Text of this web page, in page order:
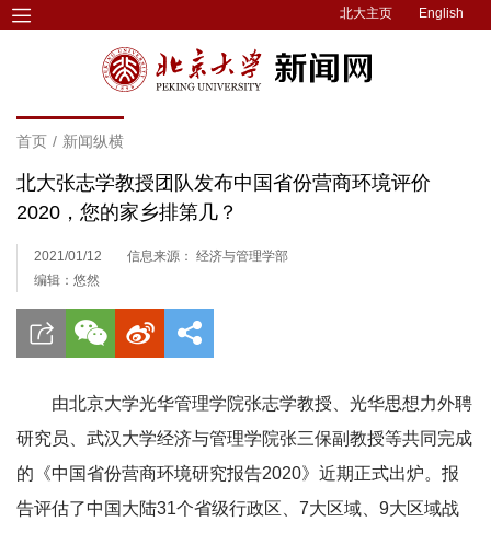
北大主页 English
首页 / 新闻纵横
北大张志学教授团队发布中国省份营商环境评价
2020，您的家乡排第几？
2021/01/12
信息来源： 经济与管理学部
编辑：悠然
由北京大学光华管理学院张志学教授、光华思想力外聘
研究员、武汉大学经济与管理学院张三保副教授等共同完成
的《中国省份营商环境研究报告2020》近期正式出炉。报
告评估了中国大陆31个省级行政区、7大区域、9大区域战